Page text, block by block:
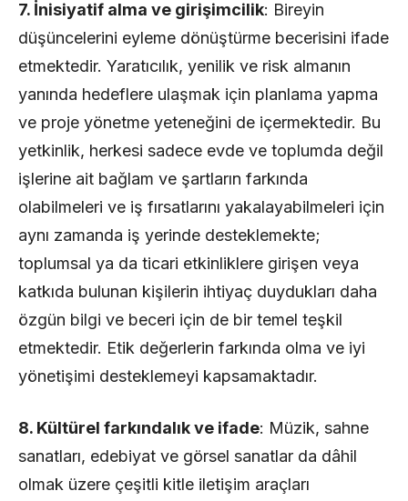
7. İnisiyatif alma ve girişimcilik: Bireyin
düşüncelerini eyleme dönüştürme becerisini ifade
etmektedir. Yaratıcılık, yenilik ve risk almanın
yanında hedeflere ulaşmak için planlama yapma
ve proje yönetme yeteneğini de içermektedir. Bu
yetkinlik, herkesi sadece evde ve toplumda değil
işlerine ait bağlam ve şartların farkında
olabilmeleri ve iş fırsatlarını yakalayabilmeleri için
aynı zamanda iş yerinde desteklemekte;
toplumsal ya da ticari etkinliklere girişen veya
katkıda bulunan kişilerin ihtiyaç duydukları daha
özgün bilgi ve beceri için de bir temel teşkil
etmektedir. Etik değerlerin farkında olma ve iyi
yönetişimi desteklemeyi kapsamaktadır.
8. Kültürel farkındalık ve ifade: Müzik, sahne
sanatları, edebiyat ve görsel sanatlar da dâhil
olmak üzere çeşitli kitle iletişim araçları